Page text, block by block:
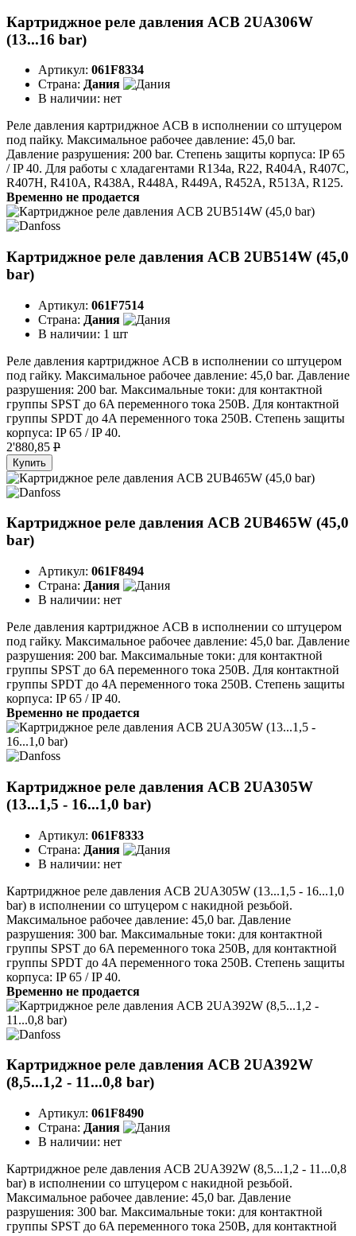
Картриджное реле давления ACB 2UA306W
(13...16 bar)
Артикул: 061F8334
Страна: Дания
В наличии: нет
Реле давления картриджное ACB в исполнении со штуцером
под пайку. Максимальное рабочее давление: 45,0 bar.
Давление разрушения: 200 bar. Степень защиты корпуса: IP 65
/ IP 40. Для работы с хладагентами R134a, R22, R404A, R407C,
R407H, R410A, R438A, R448A, R449A, R452A, R513A, R125.
Временно не продается
Картриджное реле давления ACB 2UB514W (45,0
bar)
Артикул: 061F7514
Страна: Дания
В наличии: 1 шт
Реле давления картриджное ACB в исполнении со штуцером
под гайку. Максимальное рабочее давление: 45,0 bar. Давление
разрушения: 200 bar. Максимальные токи: для контактной
группы SPST до 6A переменного тока 250B. Для контактной
группы SPDT до 4A переменного тока 250B. Степень защиты
корпуса: IP 65 / IP 40.
2'880,85 P
Купить
Картриджное реле давления ACB 2UB465W (45,0
bar)
Артикул: 061F8494
Страна: Дания
В наличии: нет
Реле давления картриджное ACB в исполнении со штуцером
под гайку. Максимальное рабочее давление: 45,0 bar. Давление
разрушения: 200 bar. Максимальные токи: для контактной
группы SPST до 6A переменного тока 250B. Для контактной
группы SPDT до 4A переменного тока 250B. Степень защиты
корпуса: IP 65 / IP 40.
Временно не продается
Картриджное реле давления ACB 2UA305W
(13...1,5 - 16...1,0 bar)
Артикул: 061F8333
Страна: Дания
В наличии: нет
Картриджное реле давления ACB 2UA305W (13...1,5 - 16...1,0
bar) в исполнении со штуцером с накидной резьбой.
Максимальное рабочее давление: 45,0 bar. Давление
разрушения: 300 bar. Максимальные токи: для контактной
группы SPST до 6A переменного тока 250B, для контактной
группы SPDT до 4A переменного тока 250B. Степень защиты
корпуса: IP 65 / IP 40.
Временно не продается
Картриджное реле давления ACB 2UA392W
(8,5...1,2 - 11...0,8 bar)
Артикул: 061F8490
Страна: Дания
В наличии: нет
Картриджное реле давления ACB 2UA392W (8,5...1,2 - 11...0,8
bar) в исполнении со штуцером с накидной резьбой.
Максимальное рабочее давление: 45,0 bar. Давление
разрушения: 300 bar. Максимальные токи: для контактной
группы SPST до 6A переменного тока 250B, для контактной